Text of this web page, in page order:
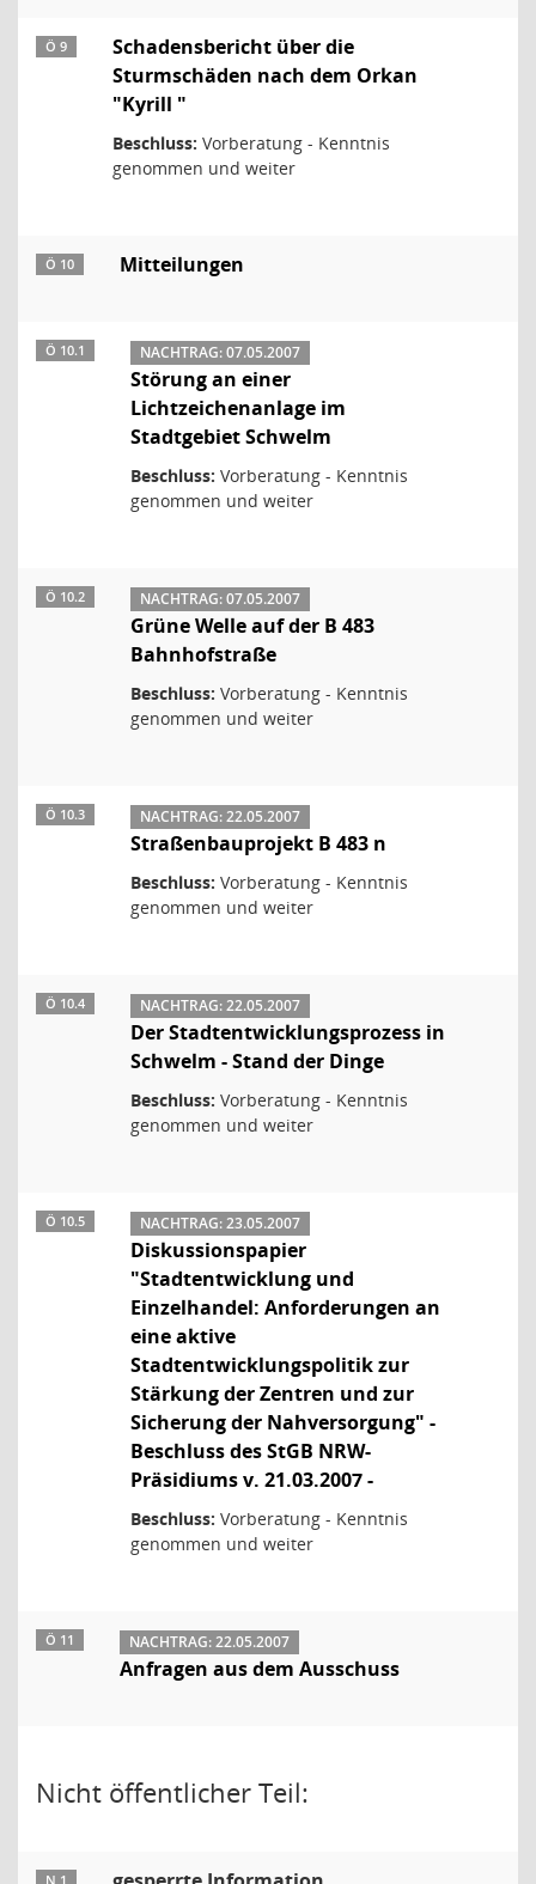
Ö 9
Schadensbericht über die
Sturmschäden nach dem Orkan
"Kyrill "
Beschluss: Vorberatung - Kenntnis
genommen und weiter
Ö 10 Mitteilungen
Ö 10.1 NACHTRAG: 07.05.2007
Störung an einer
Lichtzeichenanlage im
Stadtgebiet Schwelm
Beschluss: Vorberatung - Kenntnis
genommen und weiter
Ö 10.2 NACHTRAG: 07.05.2007
Grüne Welle auf der B 483
Bahnhofstraße
Beschluss: Vorberatung - Kenntnis
genommen und weiter
Ö 10.3 NACHTRAG: 22.05.2007
Straßenbauprojekt B 483 n
Beschluss: Vorberatung - Kenntnis
genommen und weiter
Ö 10.4 NACHTRAG: 22.05.2007
Der Stadtentwicklungsprozess in
Schwelm - Stand der Dinge
Beschluss: Vorberatung - Kenntnis
genommen und weiter
Ö 10.5 NACHTRAG: 23.05.2007
Diskussionspapier
"Stadtentwicklung und
Einzelhandel: Anforderungen an
eine aktive
Stadtentwicklungspolitik zur
Stärkung der Zentren und zur
Sicherung der Nahversorgung" -
Beschluss des StGB NRW-
Präsidiums v. 21.03.2007 -
Beschluss: Vorberatung - Kenntnis
genommen und weiter
Ö 11 NACHTRAG: 22.05.2007
Anfragen aus dem Ausschuss
Nicht öffentlicher Teil:
N 1